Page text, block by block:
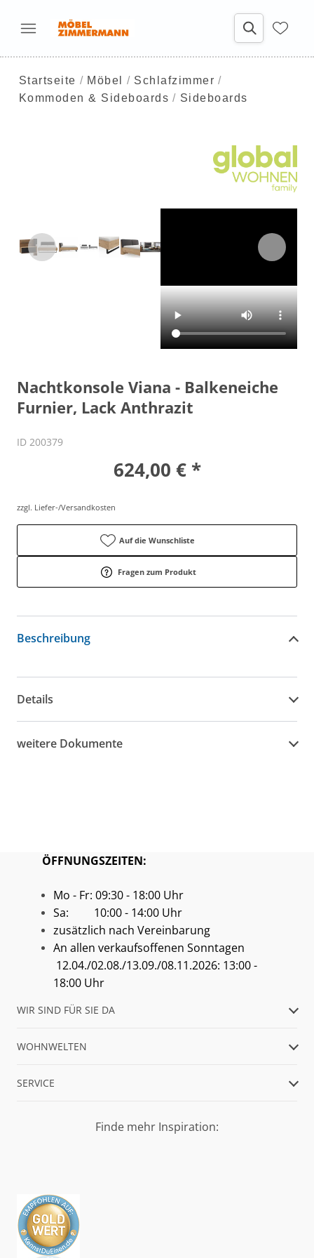
Startseite Möbel
Schlafzimmer
Kommoden & Sideboards
Sideboards
Nachtkonsole Viana - Balkeneiche
Furnier, Lack Anthrazit
ID 200379
624,00 € *
zzgl. Liefer-/Versandkosten
Auf die Wunschliste
Fragen zum Produkt
Beschreibung
Details
weitere Dokumente
ÖFFNUNGSZEITEN:
Mo - Fr: 09:30 - 18:00 Uhr
Sa: 10:00 - 14:00 Uhr
zusätzlich nach Vereinbarung
An allen verkaufsoffenen Sonntagen
12.04./02.08./13.09./08.11.2026: 13:00 -
18:00 Uhr
WIR SIND FÜR SIE DA
WOHNWELTEN
SERVICE
Finde mehr Inspiration: